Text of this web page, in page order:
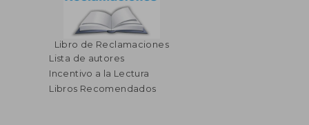
Libro de Reclamaciones
Lista de autores
Incentivo a la Lectura
Libros Recomendados